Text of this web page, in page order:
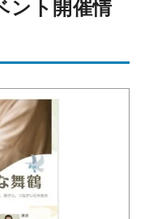
ント開催情